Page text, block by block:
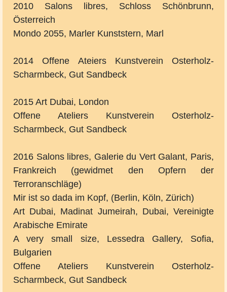
2010 Salons libres, Schloss Schönbrunn,
Österreich
Mondo 2055, Marler Kunststern, Marl
2014 Offene Ateiers Kunstverein Osterholz-
Scharmbeck, Gut Sandbeck
2015 Art Dubai, London
Offene Ateliers Kunstverein Osterholz-
Scharmbeck, Gut Sandbeck
2016 Salons libres, Galerie du Vert Galant, Paris,
Frankreich (gewidmet den Opfern der
Terroranschläge)
Mir ist so dada im Kopf, (Berlin, Köln, Zürich)
Art Dubai, Madinat Jumeirah, Dubai, Vereinigte
Arabische Emirate
A very small size, Lessedra Gallery, Sofia,
Bulgarien
Offene Ateliers Kunstverein Osterholz-
Scharmbeck, Gut Sandbeck